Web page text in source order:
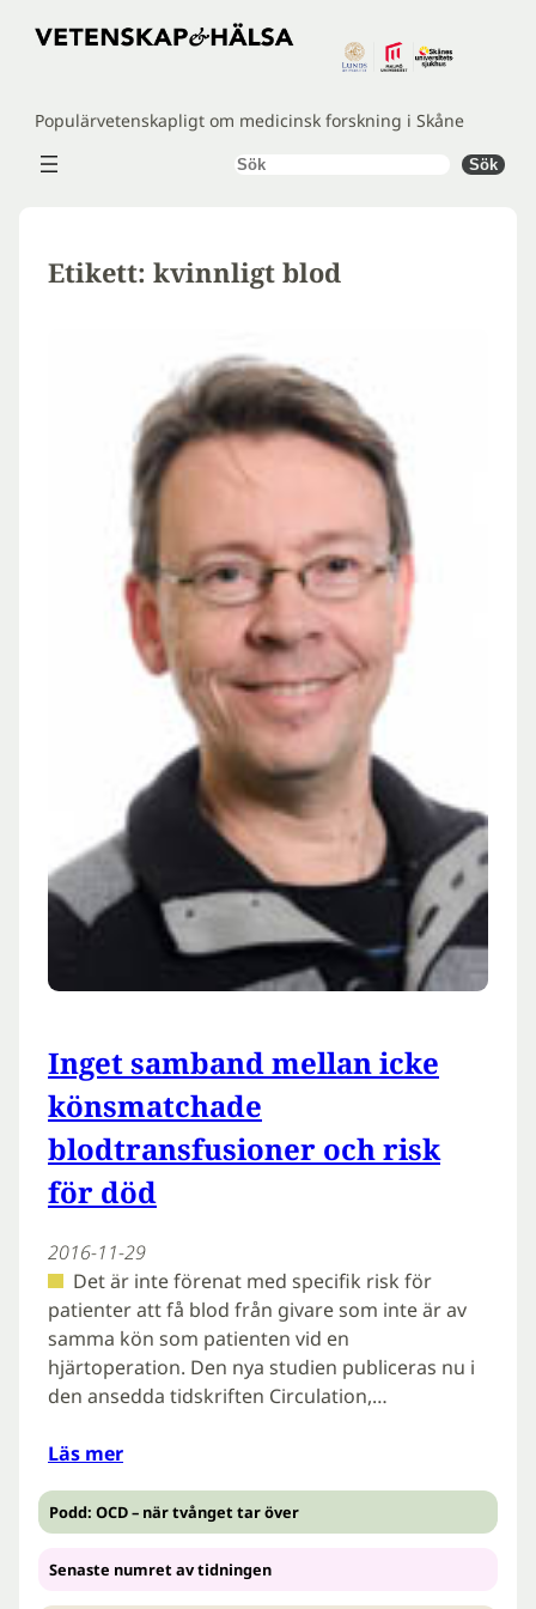
Hoppa
Populärvetenskapligt om medicinsk forskning i Skåne
Sök Sök
Etikett: kvinnligt blod
Inget samband mellan icke
könsmatchade
blodtransfusioner och risk
för död
2016-11-29
Det är inte förenat med specifik risk för
patienter att få blod från givare som inte är av
samma kön som patienten vid en
hjärtoperation. Den nya studien publiceras nu i
den ansedda tidskriften Circulation,…
Läs mer
Podd: OCD – när tvånget tar över
Senaste numret av tidningen